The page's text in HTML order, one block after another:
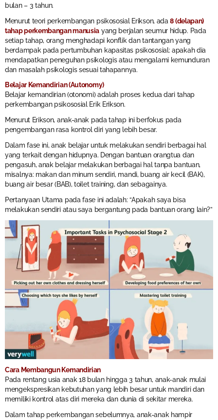
bulan – 3 tahun.
Menurut teori perkembangan psikososial Erikson, ada8 (delapan)
tahap perkembangan manusia yang berjalan seumur hidup. Pada
setiap tahap, orang menghadapi konflik dan tantangan yang
berdampak pada pertumbuhan kapasitas psikososial: apakah dia
mendapatkan peneguhan psikologis atau mengalami kemunduran
dan masalah psikologis sesuai tahapannya.
Belajar Kemandirian (Autonomy)
Belajar kemandirian (otonomi) adalah proses kedua dari tahap
perkembangan psikososial Erik Erikson.
Menurut Erikson, anak-anak pada tahap ini berfokus pada
pengembangan rasa kontrol diri yang lebih besar.
Dalam fase ini, anak belajar untuk melakukan sendiri berbagai hal
yang terkait dengan hidupnya. Dengan bantuan orangtua dan
pengasuh, anak belajar melakukan berbagai hal tanpa bantuan,
misalnya: makan dan minum sendiri, mandi, buang air kecil (BAK),
buang air besar (BAB), toilet training, dan sebagainya.
Pertanyaan Utama pada fase ini adalah: “Apakah saya bisa
melakukan sendiri atau saya bergantung pada bantuan orang lain?”
Cara Membangun Kemandirian
Pada rentang usia anak 18 bulan hingga 3 tahun, anak-anak mulai
mengekspresikan kebutuhan yang lebih besar untuk mandiri dan
memiliki kontrol atas diri mereka dan dunia di sekitar mereka.
Dalam tahap perkembangan sebelumnya, anak-anak hampir